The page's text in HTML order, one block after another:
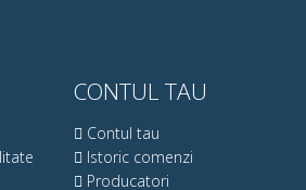
CONTUL TAU
Contul tau
Istoric comenzi
Producatori